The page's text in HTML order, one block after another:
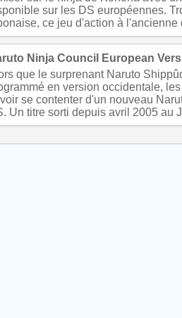
sur les DS européennes.
ce jeu d'action à l'ancienne
Ninja Council European
que le surprenant Naruto
en version occidentale,
se contenter d'un nouveau
Un titre sorti depuis avril 2005 au